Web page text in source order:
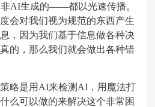
AI生成的——都以光速传播。
会对我们视为规范的东西产生
，因为我们基于信息做各种决
的，那么我们就会做出各种错
略是用AI来检测AI，用魔法打
么可以做的来解决这个非常困